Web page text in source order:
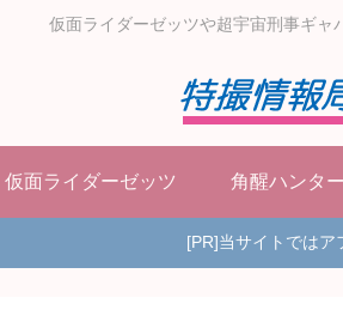
仮面ライダーゼッツや超宇宙刑事ギャ
仮面ライダーゼッツ 角醒ハンタ
[PR]当サイトではア